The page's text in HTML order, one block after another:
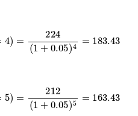
4) =224(1+0.05 4=183.43
5) =212(1+0.05 5=163.43